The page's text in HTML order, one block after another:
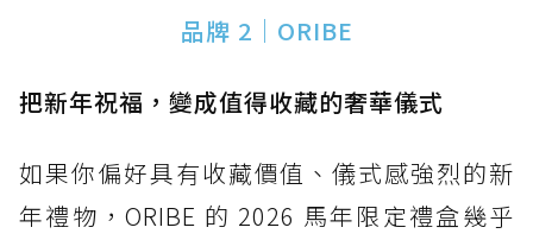
品牌 2｜ORIBE
把新年祝福，變成值得收藏的奢華儀式
如果你偏好具有收藏價值、儀式感強烈的新
年禮物，ORIBE 的 2026 馬年限定禮盒幾乎